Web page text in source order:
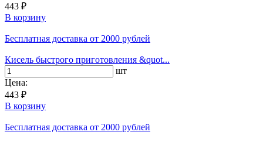
443 ₽
В корзину
Бесплатная доставка от 2000 рублей
Кисель быстрого приготовления &quot...
шт
Цена:
443 ₽
В корзину
Бесплатная доставка от 2000 рублей